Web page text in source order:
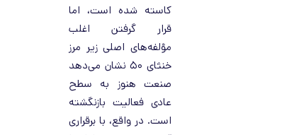
کاسته شده است، اما
قرار گرفتن اغلب
مؤلفه‌های اصلی زیر مرز
خنثای ۵۰ نشان می‌دهد
صنعت هنوز به سطح
عادی فعالیت بازنگشته
است. در واقع، با برقراری